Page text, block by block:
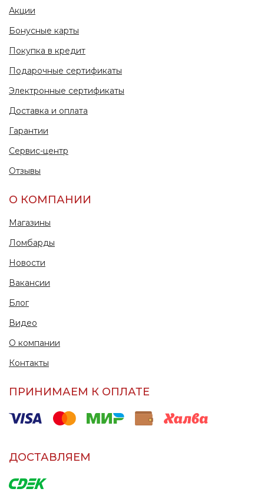
Акции
Бонусные карты
Покупка в кредит
Подарочные сертификаты
Электронные сертификаты
Доставка и оплата
Гарантии
Сервис-центр
Отзывы
О КОМПАНИИ
Магазины
Ломбарды
Новости
Вакансии
Блог
Видео
О компании
Контакты
ПРИНИМАЕМ К ОПЛАТЕ
ДОСТАВЛЯЕМ